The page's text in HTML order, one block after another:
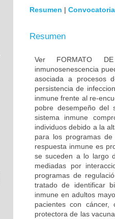
Resumen | Convocatoria
Resumen
Ver FORMATO DE
inmunosenescencia
asociada a procesos
persistencia de
inmune frente al re-
pobre desempeño del
sistema inmune
individuos debido a la
para los programas
respuesta inmune es
se suceden a lo largo
mediadas por
programas de
tratado de identificar
inmune en adultos
pacientes con
protectora de las